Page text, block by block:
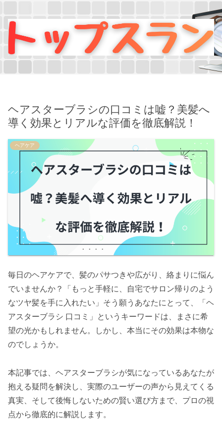
ヘアスターブラシの口コミは嘘？美髪へ
導く効果とリアルな評価を徹底解説！
ヘアケア
毎日のヘアケアで、髪のパサつきや広がり、絡まりに悩ん
でいませんか？「もっと手軽に、自宅でサロン帰りのよう
なツヤ髪を手に入れたい」そう願うあなたにとって、「ヘ
アスターブラシ 口コミ」というキーワードは、まさに希
望の光かもしれません。しかし、本当にその効果は本物な
のでしょうか。
本記事では、ヘアスターブラシが気になっているあなたが
抱える疑問を解決し、実際のユーザーの声から見えてくる
真実、そして後悔しないための賢い選び方まで、プロの視
点から徹底的に解説します。